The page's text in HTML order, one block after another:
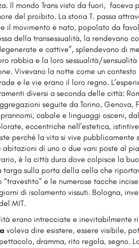
Il mondo Trans visto da fuori, faceva
del proibito. La storia T. passa
il movimento è nato, popolato da
della transessualità, la rendevano
e cattive”, splendevano di
rabbia e la loro sessualità/
Vivevano la notte come un
e le vie erano il loro regno.
diversi a seconda delle città:
seguite da Torino, Genova,
cabale e linguaggi osceni,
eccentriche nell’estetica,
perché la vita si vive pubblicamente
abitazioni di uno o due vani poste al
è la città dura dove colpisce la
targa sulla porta della cella che
e le numerose tacche
di isolamento vissuti. Bologna,
MIT.
erano intrecciate e inevitabilmente
voleva dire esistere, essere visibile,
dramma, rito regola, segno.